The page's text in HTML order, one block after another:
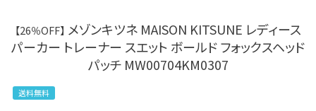
【26％OFF】 メゾンキツネ MAISON KITSUNE レディース
パーカー トレーナー スエット ボールド フォックスヘッド
パッチ MW00704KM0307
送料無料